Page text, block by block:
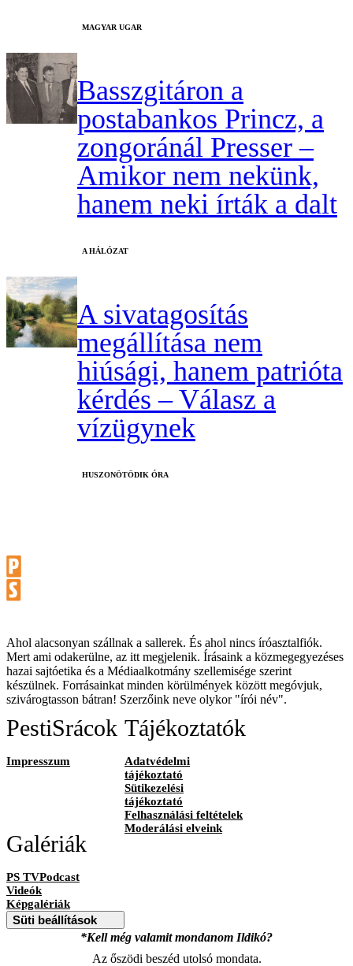
MAGYAR UGAR
Basszgitáron a
postabankos Princz, a
zongoránál Presser –
Amikor nem nekünk,
hanem neki írták a dalt
A HÁLÓZAT
A sivatagosítás
megállítása nem
hiúsági, hanem patrióta
kérdés – Válasz a
vízügynek
HUSZONÖTÖDIK ÓRA
Ahol alacsonyan szállnak a sallerek. És ahol nincs íróasztalfiók.
Mert ami odakerülne, az itt megjelenik. Írásaink a közmegegyezéses
hazai sajtóetika és a Médiaalkotmány szellemisége szerint
készülnek. Forrásainkat minden körülmények között megóvjuk,
szivárogtasson bátran! Szerzőink neve olykor "írói név".
PestiSrácok
Impresszum
Tájékoztatók
Adatvédelmi
tájékoztató
Sütikezelési
tájékoztató
Felhasználási feltételek
Moderálási elveink
Galériák
PS TVPodcast
Videók
Képgalériák
Süti beállítások
*Kell még valamit mondanom Ildikó?
Az őszödi beszéd utolsó mondata.